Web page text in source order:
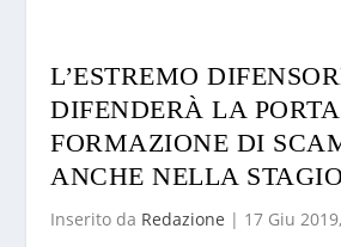
L’ESTREMO
DIFENDERÀ LA
FORMAZIONE DI
ANCHE NELLA
Inserito da Redazione | 17 Giu